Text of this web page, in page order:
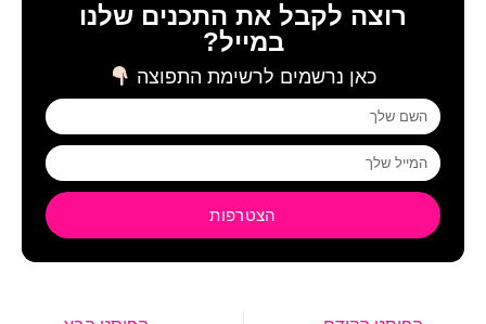
רוצה לקבל את התכנים שלנו
במייל?
כאן נרשמים לרשימת התפוצה
הצטרפות